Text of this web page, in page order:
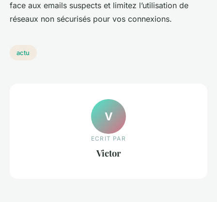
face aux emails suspects et limitez l’utilisation de
réseaux non sécurisés pour vos connexions.
actu
V
ECRIT PAR
Victor